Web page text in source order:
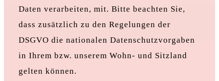
Daten verarbeiten, mit. Bitte beachten Sie,
dass zusätzlich zu den Regelungen der
DSGVO die nationalen Datenschutzvorgaben
in Ihrem bzw. unserem Wohn- und Sitzland
gelten können.